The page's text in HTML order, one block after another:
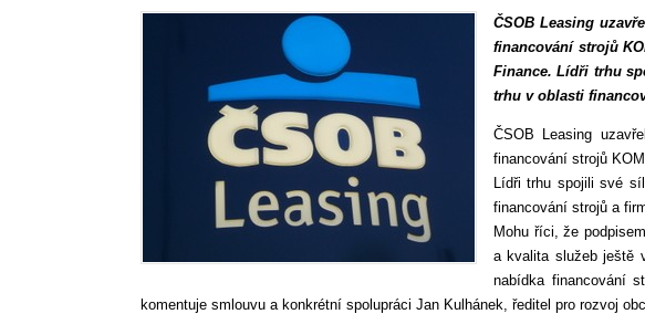
ČSOB Leasing
financování strojů
Finance. Lídři trhu
trhu v oblasti
ČSOB Leasing
financování strojů
Lídři trhu spojili své
financování strojů a
Mohu říci, že
a kvalita služeb ještě
nabídka financování
komentuje smlouvu a konkrétní spolupráci Jan Kulhánek, ředitel pro rozvoj